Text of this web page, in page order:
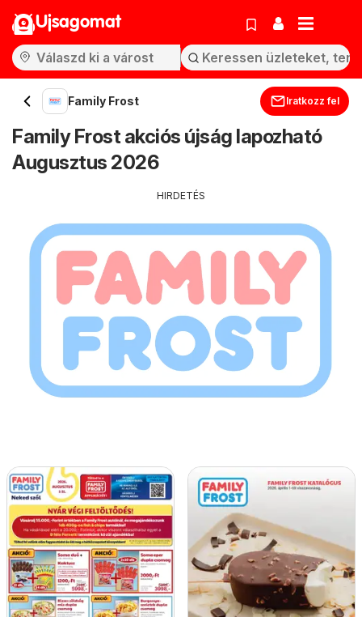
Ujsagomat
Family Frost Iratkozz fel
Family Frost akciós újság lapozható
Augusztus 2026
HIRDETÉS